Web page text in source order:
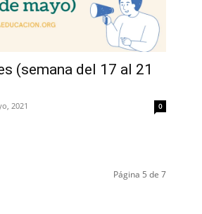
(semana del 17 al 21
2021 0
Página 5 de 7